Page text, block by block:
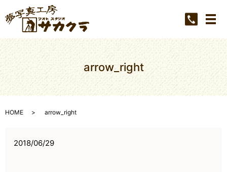
メ
arrow_right
HOME arrow_right
2018/06/29